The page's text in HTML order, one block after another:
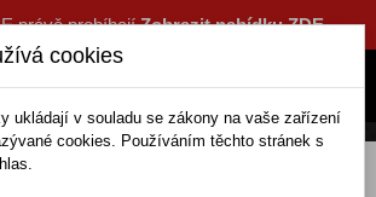
právě probíhajíZobrazit nabídku ZDE
a nářadí
cookies
ukládají v souladu se zákony na vaše zařízení
cookies. Používáním těchto stránek s